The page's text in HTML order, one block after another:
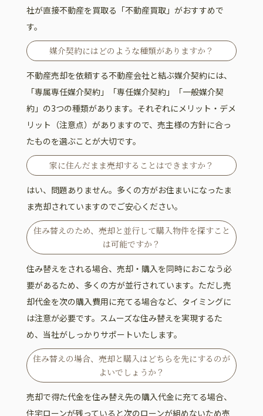
社が直接不動産を買取る「不動産買取」がおすすめで
す。
媒介契約にはどのような種類がありますか？
不動産売却を依頼する不動産会社と結ぶ媒介契約には、
「専属専任媒介契約」「専任媒介契約」「一般媒介契
約」の3つの種類があります。それぞれにメリット・デメ
リット（注意点）がありますので、売主様の方針に合っ
たものを選ぶことが大切です。
家に住んだまま売却することはできますか？
はい、問題ありません。多くの方がお住まいになったま
ま売却されていますのでご安心ください。
住み替えのため、売却と並行して購入物件を探すこと
は可能ですか？
住み替えをされる場合、売却・購入を同時におこなう必
要があるため、多くの方が並行されています。ただし売
却代金を次の購入費用に充てる場合など、タイミングに
は注意が必要です。スムーズな住み替えを実現するた
め、当社がしっかりサポートいたします。
住み替えの場合、売却と購入はどちらを先にするのが
よいでしょうか？
売却で得た代金を住み替え先の購入代金に充てる場合、
住宅ローンが残っていると次のローンが組めないため売